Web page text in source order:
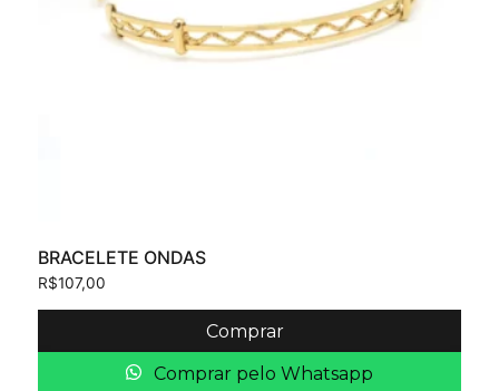
BRACELETE ONDAS
R$107,00
Comprar
Comprar pelo Whatsapp